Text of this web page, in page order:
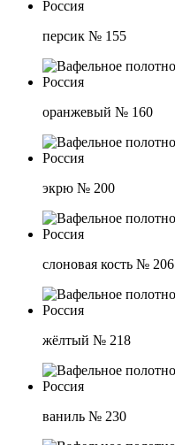
персик № 155
оранжевый № 160
экрю № 200
слоновая кость № 206
жёлтый № 218
ваниль № 230